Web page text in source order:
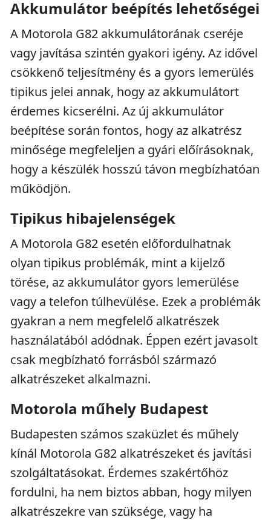
Akkumulátor beépítés lehetőségei
A Motorola G82 akkumulátorának cseréje
vagy javítása szintén gyakori igény. Az idővel
csökkenő teljesítmény és a gyors lemerülés
tipikus jelei annak, hogy az akkumulátort
érdemes kicserélni. Az új akkumulátor
beépítése során fontos, hogy az alkatrész
minősége megfeleljen a gyári előírásoknak,
hogy a készülék hosszú távon megbízhatóan
működjön.
Tipikus hibajelenségek
A Motorola G82 esetén előfordulhatnak
olyan tipikus problémák, mint a kijelző
törése, az akkumulátor gyors lemerülése
vagy a telefon túlhevülése. Ezek a problémák
gyakran a nem megfelelő alkatrészek
használatából adódnak. Éppen ezért javasolt
csak megbízható forrásból származó
alkatrészeket alkalmazni.
Motorola műhely Budapest
Budapesten számos szaküzlet és műhely
kínál Motorola G82 alkatrészeket és javítási
szolgáltatásokat. Érdemes szakértőhöz
fordulni, ha nem biztos abban, hogy milyen
alkatrészekre van szüksége, vagy ha